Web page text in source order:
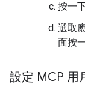
按一
選取
面按
設定 MCP 用